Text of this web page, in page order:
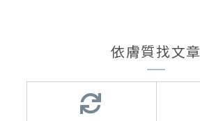
依膚質找文章